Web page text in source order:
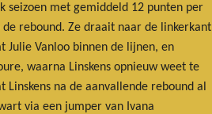
seizoen met gemiddeld 12 punten per
rebound. Ze draait naar de linkerkant
Julie Vanloo binnen de lijnen, en
waarna Linskens opnieuw weet te
na de aanvallende rebound al
via een jumper van Ivana